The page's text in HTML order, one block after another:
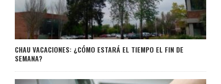
CHAU VACACIONES: ¿CÓMO ESTARÁ EL TIEMPO EL FIN DE
SEMANA?